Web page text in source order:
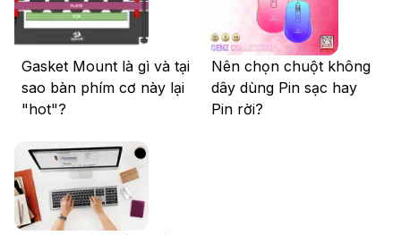
Gasket Mount là gì và tại
sao bàn phím cơ này lại
"hot"?
Nên chọn chuột không
dây dùng Pin sạc hay
Pin rời?